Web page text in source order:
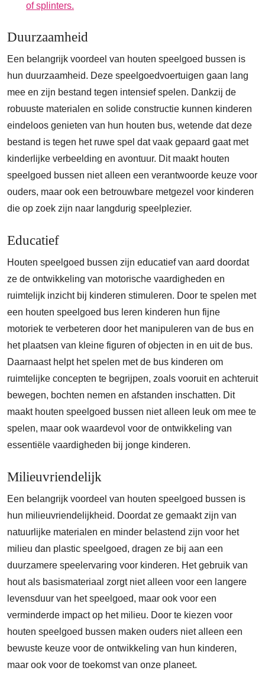
of splinters.
Duurzaamheid
Een belangrijk voordeel van houten speelgoed bussen is
hun duurzaamheid. Deze speelgoedvoertuigen gaan lang
mee en zijn bestand tegen intensief spelen. Dankzij de
robuuste materialen en solide constructie kunnen kinderen
eindeloos genieten van hun houten bus, wetende dat deze
bestand is tegen het ruwe spel dat vaak gepaard gaat met
kinderlijke verbeelding en avontuur. Dit maakt houten
speelgoed bussen niet alleen een verantwoorde keuze voor
ouders, maar ook een betrouwbare metgezel voor kinderen
die op zoek zijn naar langdurig speelplezier.
Educatief
Houten speelgoed bussen zijn educatief van aard doordat
ze de ontwikkeling van motorische vaardigheden en
ruimtelijk inzicht bij kinderen stimuleren. Door te spelen met
een houten speelgoed bus leren kinderen hun fijne
motoriek te verbeteren door het manipuleren van de bus en
het plaatsen van kleine figuren of objecten in en uit de bus.
Daarnaast helpt het spelen met de bus kinderen om
ruimtelijke concepten te begrijpen, zoals vooruit en achteruit
bewegen, bochten nemen en afstanden inschatten. Dit
maakt houten speelgoed bussen niet alleen leuk om mee te
spelen, maar ook waardevol voor de ontwikkeling van
essentiële vaardigheden bij jonge kinderen.
Milieuvriendelijk
Een belangrijk voordeel van houten speelgoed bussen is
hun milieuvriendelijkheid. Doordat ze gemaakt zijn van
natuurlijke materialen en minder belastend zijn voor het
milieu dan plastic speelgoed, dragen ze bij aan een
duurzamere speelervaring voor kinderen. Het gebruik van
hout als basismateriaal zorgt niet alleen voor een langere
levensduur van het speelgoed, maar ook voor een
verminderde impact op het milieu. Door te kiezen voor
houten speelgoed bussen maken ouders niet alleen een
bewuste keuze voor de ontwikkeling van hun kinderen,
maar ook voor de toekomst van onze planeet.